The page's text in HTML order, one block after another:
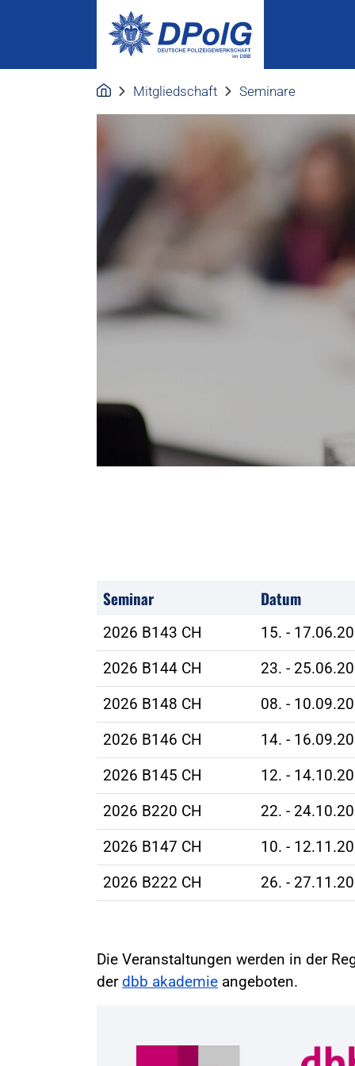
Mitgliedschaft Seminare
Seminar Datum
2026 B143 CH
15. -
2026 B144 CH
23. -
2026 B148 CH
08. -
2026 B146 CH
14. -
2026 B145 CH
12. -
2026 B220 CH
22. -
2026 B147 CH
10. -
2026 B222 CH
26. -
Die Veranstaltungen werden in der
derdbb akademie angeboten.